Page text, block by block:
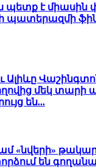
պետք է միասին
պատերազմի
Ալիևը
մեկ տարի
են...
«նվերի»
են